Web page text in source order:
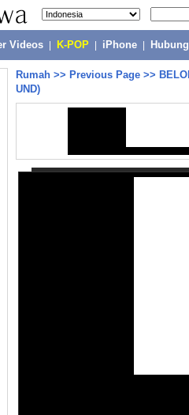
Videos K-POP iPhone
Rumah >> Previous Page >>
UND)